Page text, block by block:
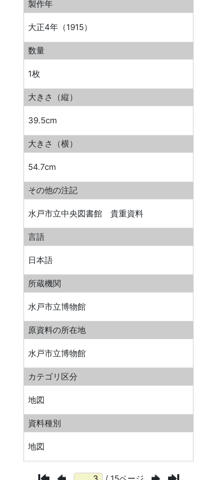
製作年
大正4年（1915）
数量
1枚
大きさ（縦）
39.5cm
大きさ（横）
54.7cm
その他の注記
水戸市立中央図書館 貴重資料
言語
日本語
所蔵機関
水戸市立博物館
原資料の所在地
水戸市立博物館
カテゴリ区分
地図
資料種別
地図